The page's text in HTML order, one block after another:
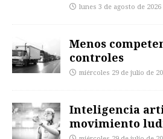
lunes 3 de agosto de 2026
Menos
controles
miércoles 29 de julio de
Inteligencia
movimiento